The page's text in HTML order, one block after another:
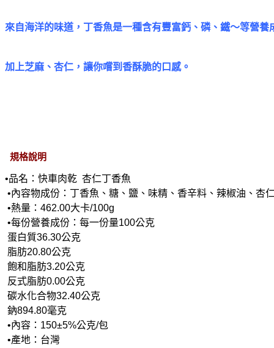
來自海洋的味道，丁香魚是一種含有豐富鈣、磷、鐵～等營養
加上芝麻、杏仁，讓你嚐到香酥脆的口感。
規格說明
•品名：快車肉乾  杏仁丁香魚
•內容物成份：丁香魚、糖、鹽、味精、香辛料、辣椒油、杏
•熱量：462.00大卡/100g
•每份營養成份：每一份量100公克
蛋白質36.30公克
脂肪20.80公克
飽和脂肪3.20公克
反式脂肪0.00公克
碳水化合物32.40公克
鈉894.80毫克
•內容：150±5%公克/包
•產地：台灣